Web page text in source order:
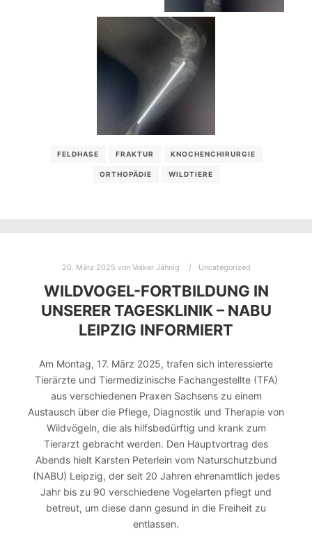
FELDHASE FRAKTUR KNOCHENCHIRURGIE
ORTHOPÄDIE WILDTIERE
20. März 2025 von Volker Jähnig Uncategorized
WILDVOGEL-FORTBILDUNG IN
UNSERER TAGESKLINIK – NABU
LEIPZIG INFORMIERT
Am Montag, 17. März 2025, trafen sich interessierte
Tierärzte und Tiermedizinische Fachangestellte (TFA)
aus verschiedenen Praxen Sachsens zu einem
Austausch über die Pflege, Diagnostik und Therapie von
Wildvögeln, die als hilfsbedürftig und krank zum
Tierarzt gebracht werden. Den Hauptvortrag des
Abends hielt Karsten Peterlein vom Naturschutzbund
(NABU) Leipzig, der seit 20 Jahren ehrenamtlich jedes
Jahr bis zu 90 verschiedene Vogelarten pflegt und
betreut, um diese dann gesund in die Freiheit zu
entlassen.